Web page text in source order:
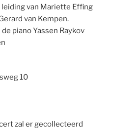
van Mariette Effing
van Kempen.
piano Yassen Raykov
10
zal er gecollecteerd